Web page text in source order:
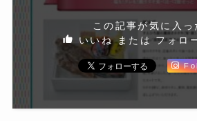
この記事が気に入っ
いいね または フォロ